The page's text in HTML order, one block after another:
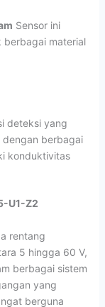
Sensor ini
berbagai material
deteksi yang
dengan berbagai
konduktivitas
U1-Z2
rentang
5 hingga 60 V,
berbagai sistem
yang
berguna